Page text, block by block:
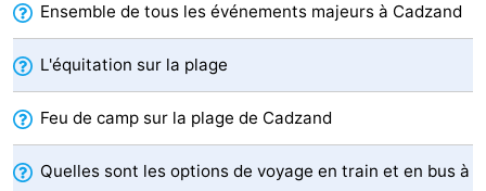
intérieures
de
mini-
golf
de
bien-
être
Villages
&
villes
Nature
Sports
-
Ensemble de tous les événements majeurs à Cadzand
L'équitation sur la plage
Feu de camp sur la plage de Cadzand
Quelles sont les options de voyage en train et en bus à